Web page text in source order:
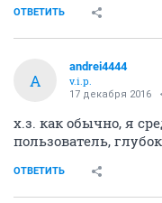
ОТВЕТИТЬ
A
andrei4444
v.i.p.
17 декабря 2016
х.з. как обычно, я
пользователь,
ОТВЕТИТЬ